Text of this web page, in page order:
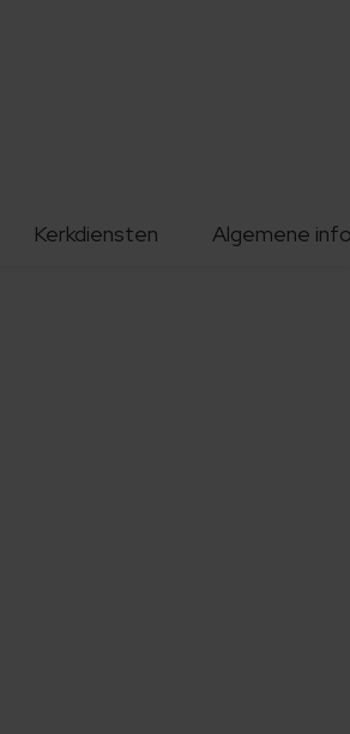
Kerkdiensten Algemene